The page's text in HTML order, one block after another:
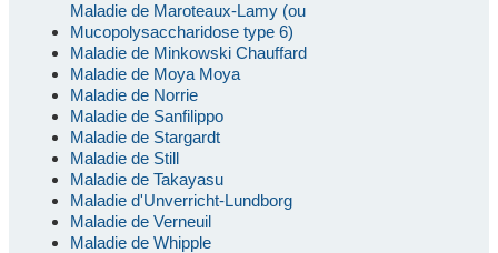
Maladie de Maroteaux-Lamy (ou
Mucopolysaccharidose type 6)
Maladie de Minkowski Chauffard
Maladie de Moya Moya
Maladie de Norrie
Maladie de Sanfilippo
Maladie de Stargardt
Maladie de Still
Maladie de Takayasu
Maladie d'Unverricht-Lundborg
Maladie de Verneuil
Maladie de Whipple